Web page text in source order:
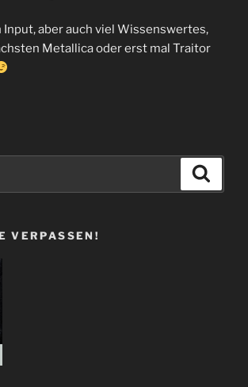
Input, aber auch viel Wissenswertes,
Metallica oder erst mal Traitor
VERPASSEN!